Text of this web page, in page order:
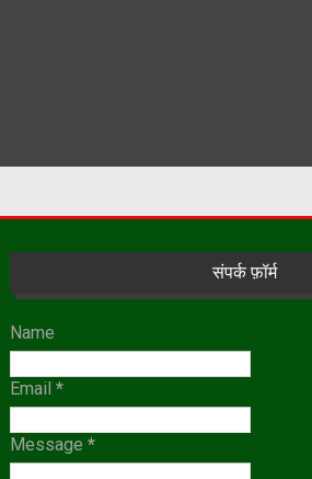
संपर्क फ़ॉर्म
Name
Email *
Message *